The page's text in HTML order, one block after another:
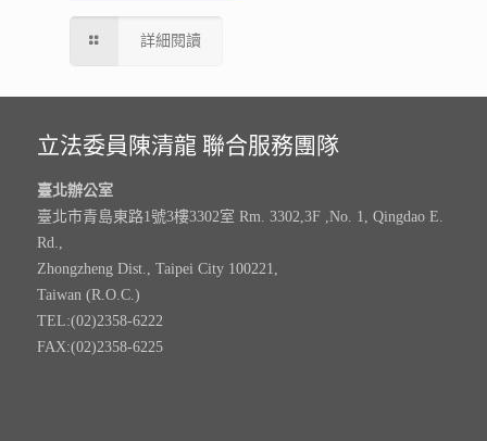
詳細閱讀
立法委員陳清龍 聯合服務團隊
臺北辦公室
臺北市青島東路1號3樓3302室 Rm. 3302,3F ,No. 1, Qingdao E.
Rd.,
Zhongzheng Dist., Taipei City 100221,
Taiwan (R.O.C.)
TEL:(02)2358-6222
FAX:(02)2358-6225